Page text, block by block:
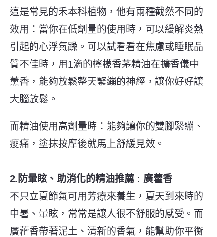
這是常見的禾本科植物，他有兩種截然不同的
效用：當你在低劑量的使用時，可以緩解炎熱
引起的心浮氣躁。可以試看看在焦慮或睡眠品
質不佳時，用1滴的檸檬香茅精油在擴香儀中
薰香，能夠放鬆整天緊繃的神經，讓你好好讓
大腦放鬆。
而精油使用高劑量時：能夠讓你的雙腳緊繃、
痠痛，塗抹按摩後就馬上舒緩見效。
2.防暈眩、助消化的精油推薦 : 廣藿香
不只立夏節氣可用芳療來養生，夏天到來時的
中暑、暈眩，常常是讓人很不舒服的感受。而
廣藿香帶著泥土、清新的香氣，能幫助你平衡